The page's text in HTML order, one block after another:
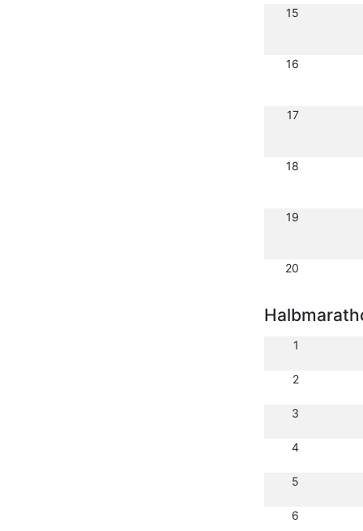
15
16
17
18
19
20
1
2
3
4
5
6